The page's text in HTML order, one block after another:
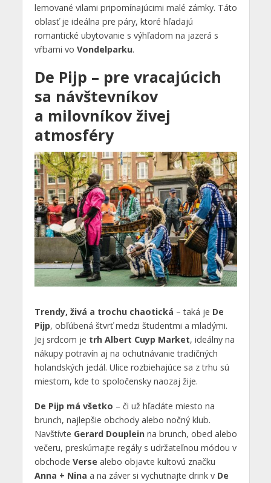
lemované vilami pripomínajúcimi malé zámky. Táto
oblasť je ideálna pre páry, ktoré hľadajú
romantické ubytovanie s výhľadom na jazerá s
vŕbami vo Vondelparku.
De Pijp – pre vracajúcich
sa návštevníkov
a milovníkov živej
atmosféry
Trendy, živá a trochu chaotická – taká je De
Pijp, obľúbená štvrť medzi študentmi a mladými.
Jej srdcom je trh Albert Cuyp Market, ideálny na
nákupy potravín aj na ochutnávanie tradičných
holandských jedál. Ulice rozbiehajúce sa z trhu sú
miestom, kde to spoločensky naozaj žije.
De Pijp má všetko – či už hľadáte miesto na
brunch, najlepšie obchody alebo nočný klub.
Navštívte Gerard Doupleinna brunch, obed alebo
večeru, preskúmajte regály s udržateľnou módou v
obchode Verse alebo objavte kultovú značku
Anna + Nina a na záver si vychutnajte drink v De